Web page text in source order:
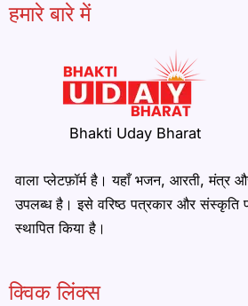
हमारे बारे में
Bhakti Uday Bharat
वाला प्लेटफ़ॉर्म है। यहाँ भजन, आरती, मंत्र
उपलब्ध है। इसे वरिष्ठ पत्रकार और संस्कृति
स्थापित किया है।
क्विक लिंक्स